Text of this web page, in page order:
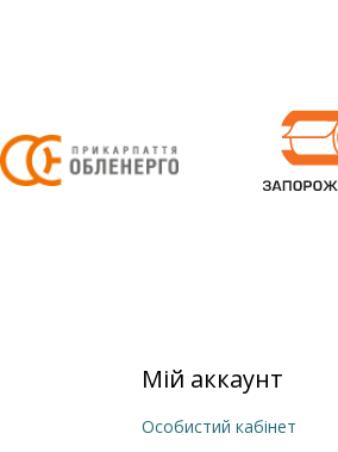
Мій аккаунт
Особистий кабінет